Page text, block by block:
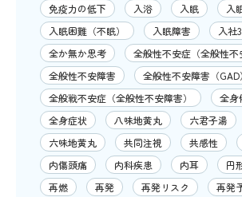
免疫力の低下
入浴 入眠
入
入眠困難（不眠）
入眠障害
入社
全か無か思考
全般性不安症（全般性不
全般性不安障害
全般性不安障害（GAD）
全般戦不安症（全般性不安障害）
全身
全身症状
八味地黄丸 六君子湯
六味地黄丸
共同注視 共感性
内傷頭痛
内科疾患 内耳
円
再燃
再発 再発リスク
再発